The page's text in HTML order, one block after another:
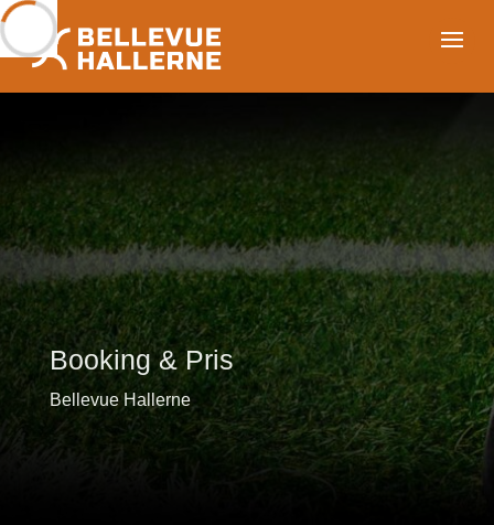
Booking & Pris
Bellevue Hallerne